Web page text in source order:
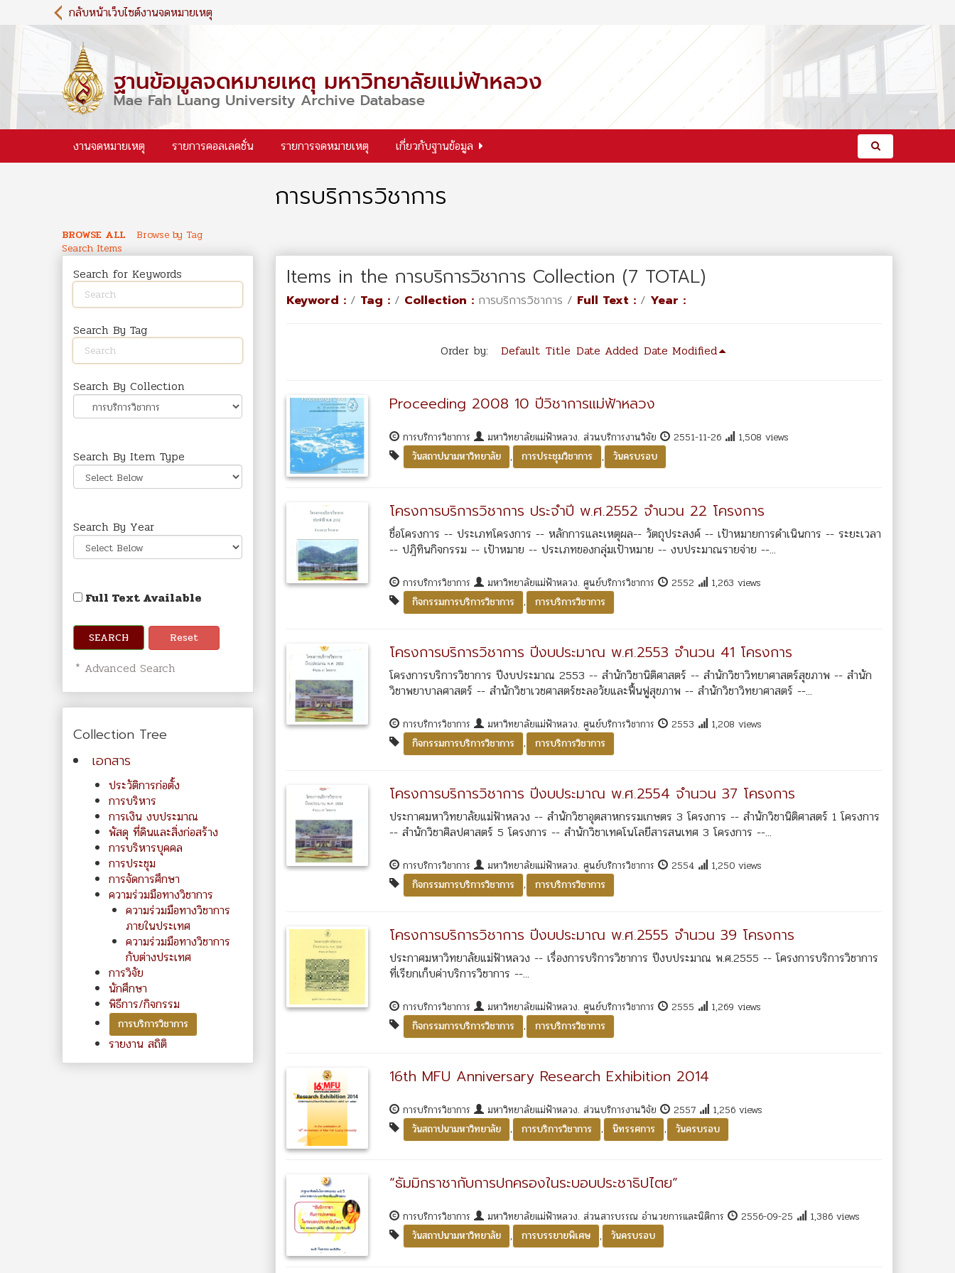
i
c
กลับหน้าเว็บไซต์งานจดหมายเหตุ
งานจดหมายเหตุ รายการคอลเลคชั่น รายการจดหมายเหตุ เกี่ยวกับฐานข้อมูล
การบริการวิชาการ
BROWSE ALL
Browse by Tag
Search Items
Search for Keywords
Search By Tag
Search By Collection
Search By Item Type
Search By Year
Full Text Available
SEARCH Reset
* Advanced Search
Collection Tree
เอกสาร
ประวัติการก่อตั้ง
การบริหาร
การเงิน งบประมาณ
พัสดุ ที่ดินและสิ่งก่อสร้าง
การบริหารบุคคล
การประชุม
การจัดการศึกษา
ความร่วมมือทางวิชาการ
ความร่วมมือทางวิชาการ
ภายในประเทศ
ความร่วมมือทางวิชาการ
กับต่างประเทศ
การวิจัย
นักศึกษา
พิธีการ/กิจกรรม
การบริการวิชาการ
รายงาน สถิติ
Items in the การบริการวิชาการ Collection (7 TOTAL)
Keyword : / Tag : / Collection : การบริการวิชาการ / Full Text : / Year :
Order by: Default Title Date Added Date Modified
Proceeding 2008 10 ปีวิชาการแม่ฟ้าหลวง
การบริการวิชาการ มหาวิทยาลัยแม่ฟ้าหลวง. ส่วนบริการงานวิจัย 2551-11-26
1,508 views
วันสถาปนามหาวิทยาลัย
, การประชุมวิชาการ , วันครบรอบ
โครงการบริการวิชาการ ประจำปี พ.ศ.2552 จำนวน 22 โครงการ
ชื่อโครงการ -- ประเภทโครงการ -- หลักการและเหตุผล-- วัตถุประสงค์ -- เป้าหมายการดำเนินการ -- ระยะเวลา
-- ปฎิทินกิจกรรม -- เป้าหมาย -- ประเภทของกลุ่มเป้าหมาย -- งบประมาณรายจ่าย --...
การบริการวิชาการ มหาวิทยาลัยแม่ฟ้าหลวง. ศูนย์บริการวิชาการ 2552
1,263 views
กิจกรรมการบริการวิชาการ
, การบริการวิชาการ
โครงการบริการวิชาการ ปีงบประมาณ พ.ศ.2553 จำนวน 41 โครงการ
โครงการบริการวิชาการ ปีงบประมาณ 2553 -- สำนักวิชานิติศาสตร์ -- สำนักวิชาวิทยาศาสตร์สุขภาพ -- สำนัก
วิชาพยาบาลศาสตร์ -- สำนักวิชาเวชศาสตร์ชะลอวัยและฟื้นฟูสุขภาพ -- สำนักวิชาวิทยาศาสตร์ --...
การบริการวิชาการ มหาวิทยาลัยแม่ฟ้าหลวง. ศูนย์บริการวิชาการ 2553
1,208 views
กิจกรรมการบริการวิชาการ
, การบริการวิชาการ
โครงการบริการวิชาการ ปีงบประมาณ พ.ศ.2554 จำนวน 37 โครงการ
ประกาศมหาวิทยาลัยแม่ฟ้าหลวง -- สำนักวิชาอุตสาหกรรมเกษตร 3 โครงการ -- สำนักวิชานิติศาสตร์ 1 โครงการ
-- สำนักวิชาศิลปศาสตร์ 5 โครงการ -- สำนักวิชาเทคโนโลยีสารสนเทศ 3 โครงการ --...
การบริการวิชาการ มหาวิทยาลัยแม่ฟ้าหลวง. ศูนย์บริการวิชาการ 2554
1,250 views
กิจกรรมการบริการวิชาการ
, การบริการวิชาการ
โครงการบริการวิชาการ ปีงบประมาณ พ.ศ.2555 จำนวน 39 โครงการ
ประกาศมหาวิทยาลัยแม่ฟ้าหลวง -- เรื่องการบริการวิชาการ ปีงบประมาณ พ.ศ.2555 -- โครงการบริการวิชาการ
ที่เรียกเก็บค่าบริการวิชาการ --...
การบริการวิชาการ มหาวิทยาลัยแม่ฟ้าหลวง. ศูนย์บริการวิชาการ 2555
1,269 views
กิจกรรมการบริการวิชาการ
, การบริการวิชาการ
16th MFU Anniversary Research Exhibition 2014
การบริการวิชาการ มหาวิทยาลัยแม่ฟ้าหลวง. ส่วนบริการงานวิจัย 2557
1,256 views
วันสถาปนามหาวิทยาลัย
, การบริการวิชาการ , นิทรรศการ , วันครบรอบ
“ธัมมิกราชากับการปกครองในระบอบประชาธิปไตย”
การบริการวิชาการ มหาวิทยาลัยแม่ฟ้าหลวง. ส่วนสารบรรณ อำนวยการและนิติการ 2556-09-25
1,386 views
วันสถาปนามหาวิทยาลัย
, การบรรยายพิเศษ , วันครบรอบ